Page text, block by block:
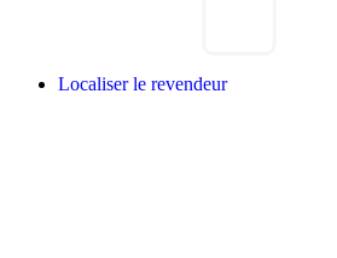
Localiser le revendeur